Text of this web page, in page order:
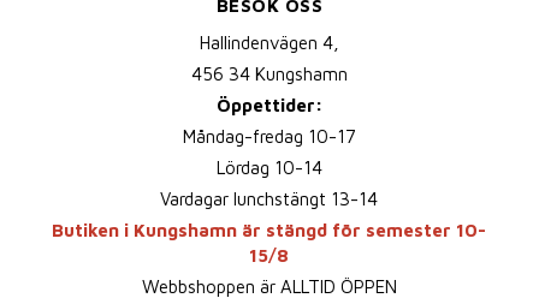
BESÖK OSS
Hallindenvägen 4,
456 34 Kungshamn
Öppettider:
Måndag-fredag 10-17
Lördag 10-14
Vardagar lunchstängt 13-14
Butiken i Kungshamn är stängd för semester 10-
15/8
Webbshoppen är ALLTID ÖPPEN